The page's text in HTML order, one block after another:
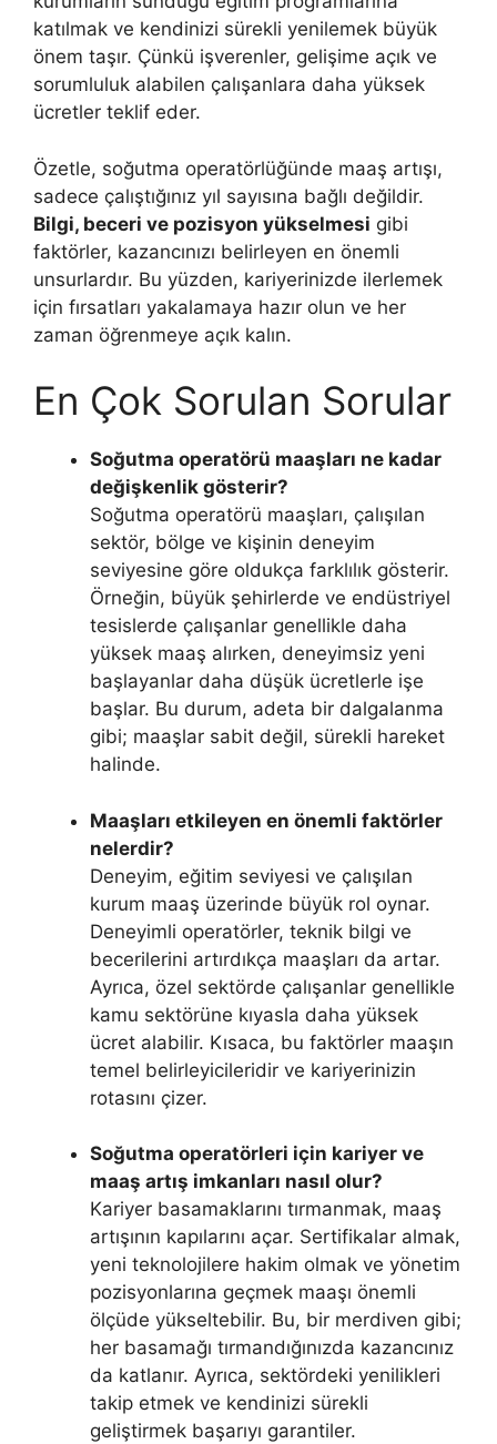
katılmak ve kendinizi sürekli yenilemek büyük
önem taşır. Çünkü işverenler, gelişime açık ve
sorumluluk alabilen çalışanlara daha yüksek
ücretler teklif eder.
Özetle, soğutma operatörlüğünde maaş artışı,
sadece çalıştığınız yıl sayısına bağlı değildir.
Bilgi, beceri ve pozisyon yükselmesi gibi
faktörler, kazancınızı belirleyen en önemli
unsurlardır. Bu yüzden, kariyerinizde ilerlemek
için fırsatları yakalamaya hazır olun ve her
zaman öğrenmeye açık kalın.
En Çok Sorulan Sorular
Soğutma operatörü maaşları ne kadar
değişkenlik gösterir?
Soğutma operatörü maaşları, çalışılan
sektör, bölge ve kişinin deneyim
seviyesine göre oldukça farklılık gösterir.
Örneğin, büyük şehirlerde ve endüstriyel
tesislerde çalışanlar genellikle daha
yüksek maaş alırken, deneyimsiz yeni
başlayanlar daha düşük ücretlerle işe
başlar. Bu durum, adeta bir dalgalanma
gibi; maaşlar sabit değil, sürekli hareket
halinde.
Maaşları etkileyen en önemli faktörler
nelerdir?
Deneyim, eğitim seviyesi ve çalışılan
kurum maaş üzerinde büyük rol oynar.
Deneyimli operatörler, teknik bilgi ve
becerilerini artırdıkça maaşları da artar.
Ayrıca, özel sektörde çalışanlar genellikle
kamu sektörüne kıyasla daha yüksek
ücret alabilir. Kısaca, bu faktörler maaşın
temel belirleyicileridir ve kariyerinizin
rotasını çizer.
Soğutma operatörleri için kariyer ve
maaş artış imkanları nasıl olur?
Kariyer basamaklarını tırmanmak, maaş
artışının kapılarını açar. Sertifikalar almak,
yeni teknolojilere hakim olmak ve yönetim
pozisyonlarına geçmek maaşı önemli
ölçüde yükseltebilir. Bu, bir merdiven gibi;
her basamağı tırmandığınızda kazancınız
da katlanır. Ayrıca, sektördeki yenilikleri
takip etmek ve kendinizi sürekli
geliştirmek başarıyı garantiler.